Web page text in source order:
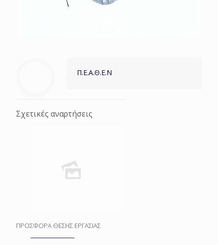
Π.Ε.Α.Θ.Ε.Ν
Σχετικές αναρτήσεις
ΠΡΟΣΦΟΡΑ ΘΕΣΗΣ ΕΡΓΑΣΙΑΣ